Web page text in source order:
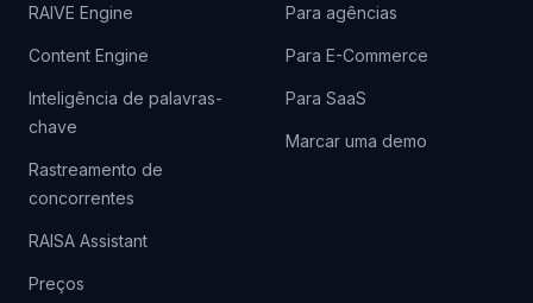
RAIVE Engine
Content Engine
Inteligência de palavras-
chave
Rastreamento de
concorrentes
RAISA Assistant
Preços
Para agências
Para E-Commerce
Para SaaS
Marcar uma demo